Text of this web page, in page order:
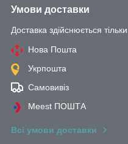
Умови доставки
Доставка здійснюється
Нова Пошта
Укрпошта
Самовивіз
Meest ПОШТА
Всі умови доставки